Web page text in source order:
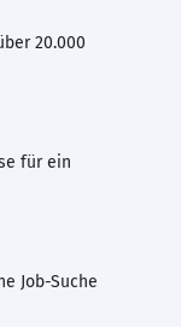
20.000
für ein
Job-Suche